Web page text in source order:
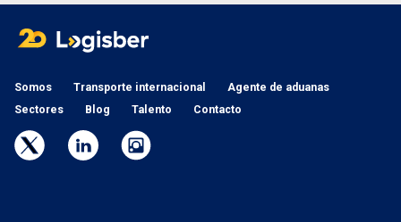
Somos Transporte internacional
Agente de aduanas
Sectores
Blog Talento Contacto